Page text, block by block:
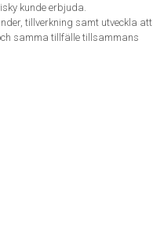
kunde erbjuda.
tillverkning samt utveckla att
samma tillfälle tillsammans